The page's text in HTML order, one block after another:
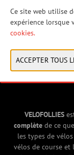
VELOFOLLIES
complète de ce
les types de
vélos de course et
Ce site web utilise
expérience lorsque
cookies.